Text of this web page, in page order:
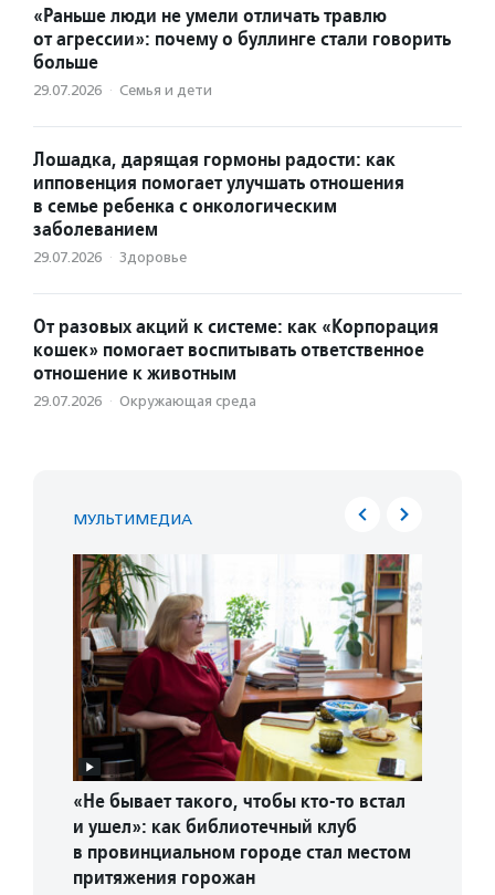
«Раньше люди не умели отличать травлю
от агрессии»: почему о буллинге стали говорить
больше
29.07.2026 · Семья и дети
Лошадка, дарящая гормоны радости: как
ипповенция помогает улучшать отношения
в семье ребенка с онкологическим
заболеванием
29.07.2026 · Здоровье
От разовых акций к системе: как «Корпорация
кошек» помогает воспитывать ответственное
отношение к животным
29.07.2026 · Окружающая среда
МУЛЬТИМЕДИА
«Не бывает такого, чтобы кто-то встал
и ушел»: как библиотечный клуб
в провинциальном городе стал местом
притяжения горожан